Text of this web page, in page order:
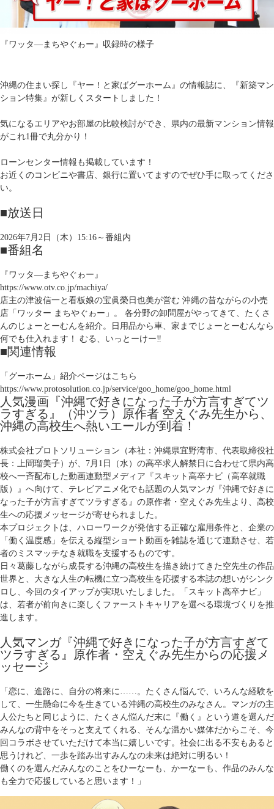
『ワッタ―まちやぐゎー』収録時の様子
沖縄の住まい探し『ヤー！と家ばグーホーム』の情報誌に、『新築マン
ション特集』が新しくスタートしました！
気になるエリアやお部屋の比較検討ができ、県内の最新マンション情報
がこれ1冊で丸分かり！
ローンセンター情報も掲載しています！
お近くのコンビニや書店、銀行に置いてますのでぜひ手に取ってくださ
い。
■放送日
2026年7月2日（木）15:16～番組内
■番組名
『ワッタ―まちやぐゎー』
https://www.otv.co.jp/machiya/
店主の津波信一と看板娘の宝眞榮日也美が営む 沖縄の昔ながらの小売
店「ワッター まちやぐゎー」。 各分野の卸問屋がやってきて、たくさ
んのじょーとーむんを紹介。日用品から車、家までじょーとーむんなら
何でも仕入れます！ むる、いっとーけー‼
■関連情報
「グーホーム」紹介ページはこちら
https://www.protosolution.co.jp/service/goo_home/goo_home.html
人気漫画『沖縄で好きになった子が方言すぎてツ
ラすぎる』（沖ツラ）原作者 空えぐみ先生から、
沖縄の高校生へ熱いエールが到着！
株式会社プロトソリューション（本社：沖縄県宜野湾市、代表取締役社
長：上間瑠美子）が、7月1日（水）の高卒求人解禁日に合わせて県内高
校へ一斉配布した動画連動型メディア『スキット高卒ナビ（高卒就職
版）』へ向けて、テレビアニメ化でも話題の人気マンガ『沖縄で好きに
なった子が方言すぎてツラすぎる』の原作者・空えぐみ先生より、高校
生への応援メッセージが寄せられました。
本プロジェクトは、ハローワークが発信する正確な雇用条件と、企業の
「働く温度感」を伝える縦型ショート動画を雑誌を通じて連動させ、若
者のミスマッチなき就職を支援するものです。
日々葛藤しながら成長する沖縄の高校生を描き続けてきた空先生の作品
世界と、大きな人生の転機に立つ高校生を応援する本誌の想いがシンク
ロし、今回のタイアップが実現いたしました。「スキット高卒ナビ」
は、若者が前向きに楽しくファーストキャリアを選べる環境づくりを推
進します。
人気マンガ『沖縄で好きになった子が方言すぎて
ツラすぎる』原作者・空えぐみ先生からの応援メ
ッセージ
「恋に、進路に、自分の将来に……。たくさん悩んで、いろんな経験を
して、一生懸命に今を生きている沖縄の高校生のみなさん。マンガの主
人公たちと同じように、たくさん悩んだ末に『働く』という道を選んだ
みんなの背中をそっと支えてくれる、そんな温かい媒体だからこそ、今
回コラボさせていただけて本当に嬉しいです。社会に出る不安もあると
思うけれど、一歩を踏み出すみんなの未来は絶対に明るい！
働くのを選んだみんなのことをひーなーも、かーなーも、作品のみんな
も全力で応援していると思います！」